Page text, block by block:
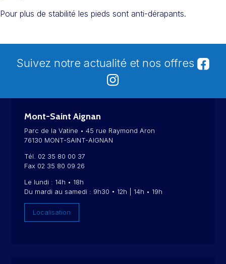
Pour plus de stabilité les pieds sont anti-dérapants.
Suivez notre actualité et nos offres
Mont-Saint Aignan
Parc de la Vatine • 45 rue Raymond Aron
76130 MONT-SAINT-AIGNAN
Tél. 02 35 80 00 37
Fax 02 35 80 09 26
Le lundi : 14h • 18h
Du mardi au samedi : 9h30 • 12h | 14h • 19h
Localisation